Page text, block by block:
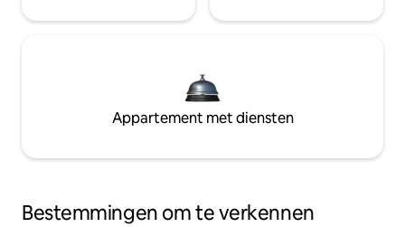
Appartement met diensten
Bestemmingen om te verkennen